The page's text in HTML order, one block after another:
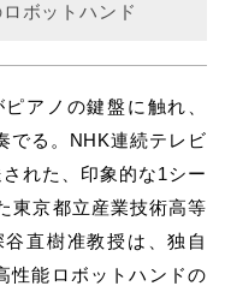
ボットハンド
アノの鍵盤に触れ、
でる。NHK連続テレビ
れた、印象的な1シー
東京都立産業技術高等
直樹准教授は、独自
性能ロボットハンドの